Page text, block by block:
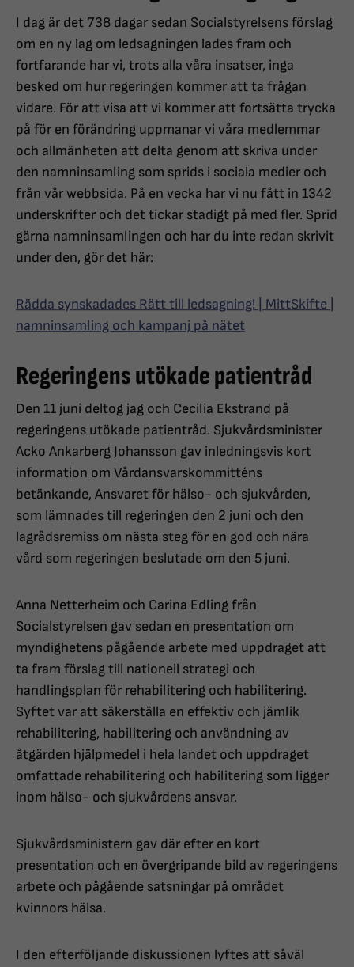
I dag är det 738 dagar sedan Socialstyrelsens förslag
om en ny lag om ledsagningen lades fram och
fortfarande har vi, trots alla våra insatser, inga
besked om hur regeringen kommer att ta frågan
vidare. För att visa att vi kommer att fortsätta trycka
på för en förändring uppmanar vi våra medlemmar
och allmänheten att delta genom att skriva under
den namninsamling som sprids i sociala medier och
från vår webbsida. På en vecka har vi nu fått in 1342
underskrifter och det tickar stadigt på med fler. Sprid
gärna namninsamlingen och har du inte redan skrivit
under den, gör det här:
Rädda synskadades Rätt till ledsagning! | MittSkifte |
namninsamling och kampanj på nätet
Regeringens utökade patientråd
Den 11 juni deltog jag och Cecilia Ekstrand på
regeringens utökade patientråd. Sjukvårdsminister
Acko Ankarberg Johansson gav inledningsvis kort
information om Vårdansvarskommitténs
betänkande, Ansvaret för hälso- och sjukvården,
som lämnades till regeringen den 2 juni och den
lagrådsremiss om nästa steg för en god och nära
vård som regeringen beslutade om den 5 juni.
Anna Netterheim och Carina Edling från
Socialstyrelsen gav sedan en presentation om
myndighetens pågående arbete med uppdraget att
ta fram förslag till nationell strategi och
handlingsplan för rehabilitering och habilitering.
Syftet var att säkerställa en effektiv och jämlik
rehabilitering, habilitering och användning av
åtgärden hjälpmedel i hela landet och uppdraget
omfattade rehabilitering och habilitering som ligger
inom hälso- och sjukvårdens ansvar.
Sjukvårdsministern gav där efter en kort
presentation och en övergripande bild av regeringens
arbete och pågående satsningar på området
kvinnors hälsa.
I den efterföljande diskussionen lyftes att såväl